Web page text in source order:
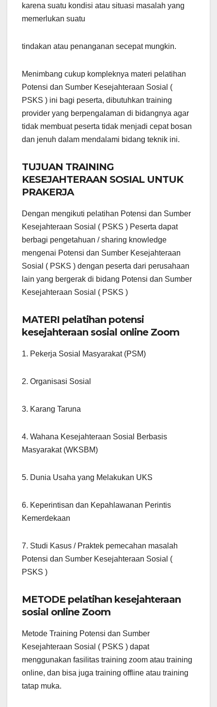
karena suatu kondisi atau situasi masalah yang
memerlukan suatu
tindakan atau penanganan secepat mungkin.
Menimbang cukup kompleknya materi pelatihan
Potensi dan Sumber Kesejahteraan Sosial (
PSKS ) ini bagi peserta, dibutuhkan training
provider yang berpengalaman di bidangnya agar
tidak membuat peserta tidak menjadi cepat bosan
dan jenuh dalam mendalami bidang teknik ini.
TUJUAN TRAINING
KESEJAHTERAAN SOSIAL UNTUK
PRAKERJA
Dengan mengikuti pelatihan Potensi dan Sumber
Kesejahteraan Sosial ( PSKS ) Peserta dapat
berbagi pengetahuan / sharing knowledge
mengenai Potensi dan Sumber Kesejahteraan
Sosial ( PSKS ) dengan peserta dari perusahaan
lain yang bergerak di bidang Potensi dan Sumber
Kesejahteraan Sosial ( PSKS )
MATERI pelatihan potensi
kesejahteraan sosial online Zoom
1. Pekerja Sosial Masyarakat (PSM)
2. Organisasi Sosial
3. Karang Taruna
4. Wahana Kesejahteraan Sosial Berbasis
Masyarakat (WKSBM)
5. Dunia Usaha yang Melakukan UKS
6. Keperintisan dan Kepahlawanan Perintis
Kemerdekaan
7. Studi Kasus / Praktek pemecahan masalah
Potensi dan Sumber Kesejahteraan Sosial (
PSKS )
METODE pelatihan kesejahteraan
sosial online Zoom
Metode Training Potensi dan Sumber
Kesejahteraan Sosial ( PSKS ) dapat
menggunakan fasilitas training zoom atau training
online, dan bisa juga training offline atau training
tatap muka.